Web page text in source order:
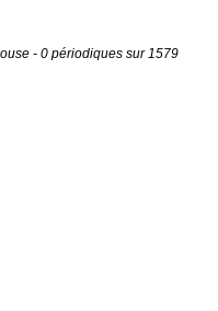
- 0 périodiques sur 1579